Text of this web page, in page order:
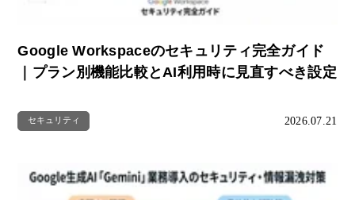
Google Workspaceのセキュリティ完全ガイド
｜プラン別機能比較とAI利用時に見直すべき設定
セキュリティ 2026.07.21